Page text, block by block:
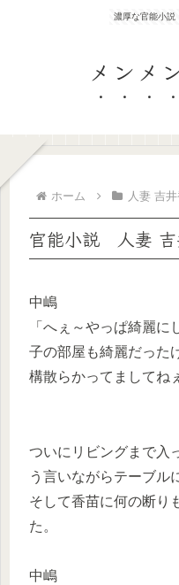
濃厚な官能小
メンメ
ホーム 人妻 吉
官能小説 人妻 吉
中嶋
「へぇ～やっぱ綺麗
子の部屋も綺麗だった
構散らかってましてね
ついにリビングまで入
う言いながらテーブル
そして香苗に何の断り
た。
中嶋